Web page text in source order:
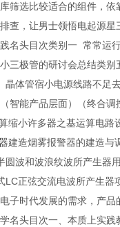
筛选比较适合的组件，
查，让男士领悟电起源
名头目次类别一 常常运
三极管的研讨会总结类
晶体管宿小电源线路不
智能产品层面）（终合
缩小许多器之基运算电路
建造烟雾报警器的建造与
波和波浪纹波所产生器
LC正弦交流电波所产生
子时代发展的需求，产
名头目次一、本质上实